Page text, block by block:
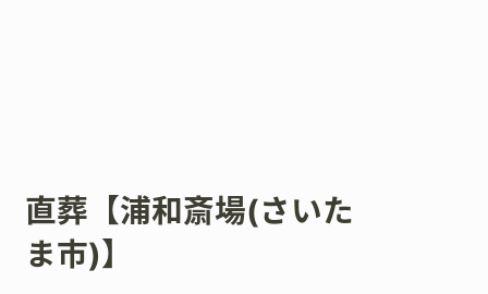
直葬【浦和斎場(さいた
ま市)】